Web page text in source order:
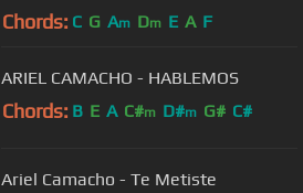
Chords: C G Am Dm E A F
ARIEL CAMACHO - HABLEMOS
Chords: B E A C#m D#m G# C#
Ariel Camacho - Te Metiste